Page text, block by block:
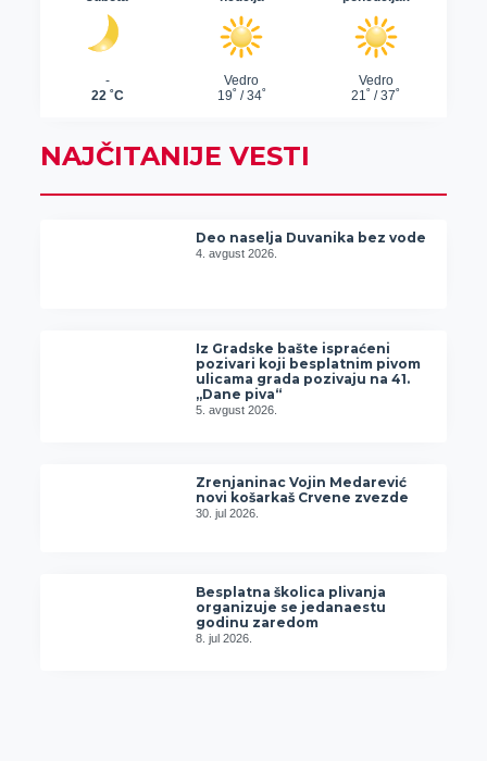
NAJČITANIJE VESTI
Deo naselja Duvanika bez vode
4. avgust 2026.
Iz Gradske bašte ispraćeni
pozivari koji besplatnim pivom
ulicama grada pozivaju na 41.
„Dane piva“
5. avgust 2026.
Zrenjaninac Vojin Medarević
novi košarkaš Crvene zvezde
30. jul 2026.
Besplatna školica plivanja
organizuje se jedanaestu
godinu zaredom
8. jul 2026.